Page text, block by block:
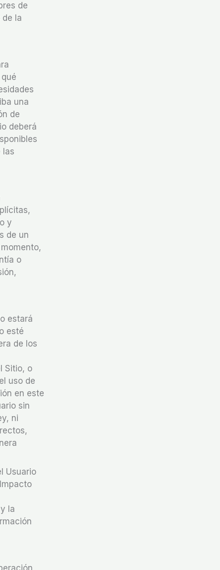
de
la
una
de
deberá
las
y
de un
o
estará
esté
de los
Sitio, o
uso de
en este
sin
ni
Usuario
la